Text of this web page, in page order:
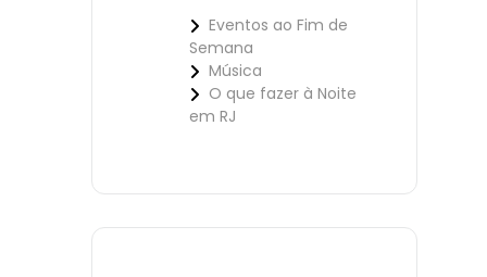
Eventos ao Fim de
Semana
Música
O que fazer à Noite
em RJ